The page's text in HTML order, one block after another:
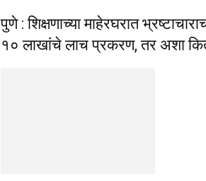
पुणे : शिक्षणाच्या माहेरघरात
१० लाखांचे लाच प्रकरण, तर अशा